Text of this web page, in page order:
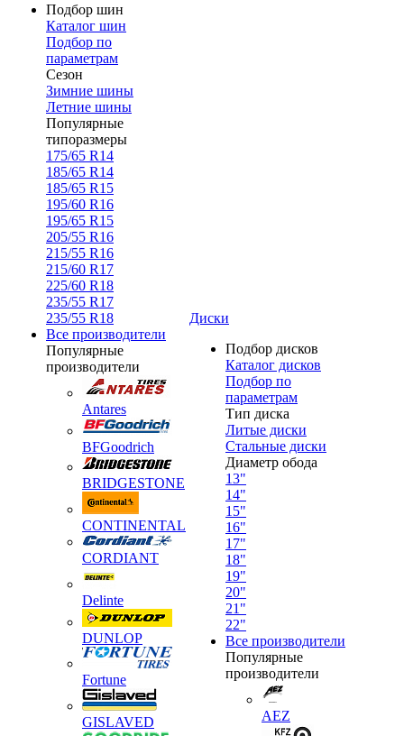
Подбор шин
Каталог шин
Подбор по
параметрам
Сезон
Зимние шины
Летние шины
Популярные
типоразмеры
175/65 R14
185/65 R14
185/65 R15
195/60 R16
195/65 R15
205/55 R16
215/55 R16
215/60 R17
225/60 R18
235/55 R17
235/55 R18
Все производители
Популярные
производители
Antares
BFGoodrich
BRIDGESTONE
CONTINENTAL
CORDIANT
Delinte
DUNLOP
Fortune
GISLAVED
Диски
Подбор дисков
Каталог дисков
Подбор по
параметрам
Тип диска
Литые диски
Стальные диски
Диаметр обода
13"
14"
15"
16"
17"
18"
19"
20"
21"
22"
Все производители
Популярные
производители
AEZ